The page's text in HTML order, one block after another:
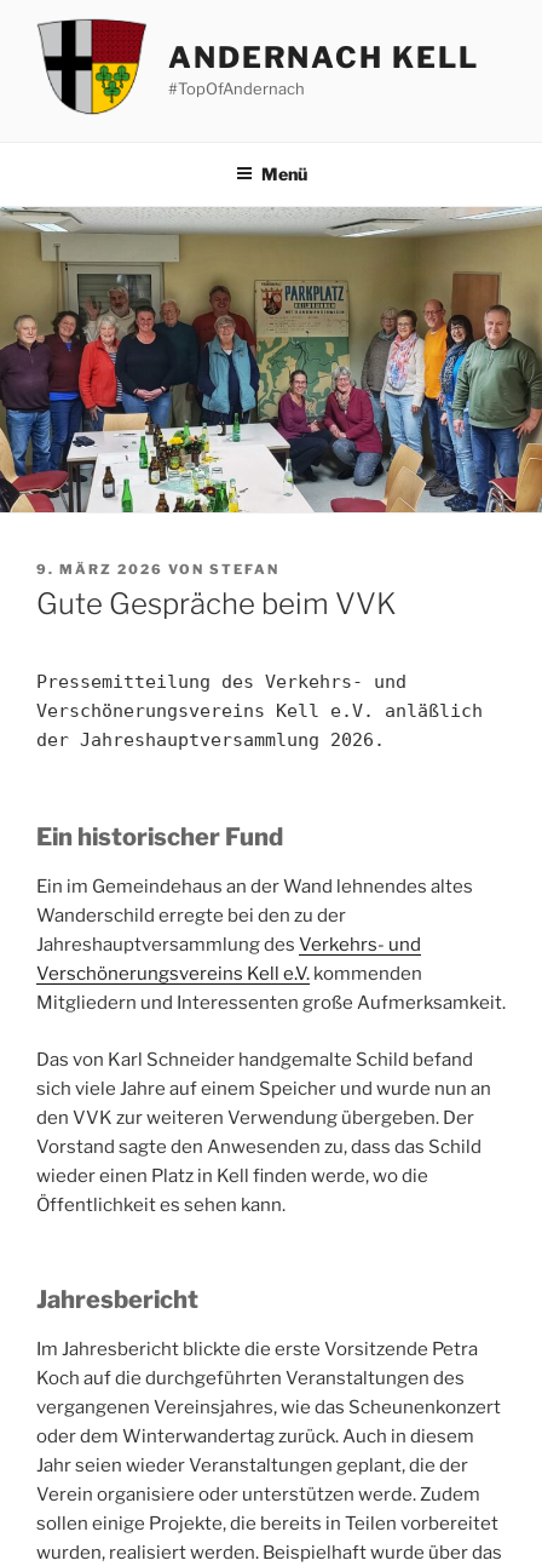
Inhalt
springen
ANDERNACH KELL
#TopOfAndernach
Menü
VERÖFFENTLICHT
AM
9. MÄRZ 2026 VON STEFAN
Gute Gespräche beim VVK
Pressemitteilung des Verkehrs- und
Verschönerungsvereins Kell e.V. anläßlich
der Jahreshauptversammlung 2026.
Ein historischer Fund
Ein im Gemeindehaus an der Wand lehnendes altes
Wanderschild erregte bei den zu der
Jahreshauptversammlung des Verkehrs- und
Verschönerungsvereins Kell e.V. kommenden
Mitgliedern und Interessenten große Aufmerksamkeit.
Das von Karl Schneider handgemalte Schild befand
sich viele Jahre auf einem Speicher und wurde nun an
den VVK zur weiteren Verwendung übergeben. Der
Vorstand sagte den Anwesenden zu, dass das Schild
wieder einen Platz in Kell finden werde, wo die
Öffentlichkeit es sehen kann.
Jahresbericht
Im Jahresbericht blickte die erste Vorsitzende Petra
Koch auf die durchgeführten Veranstaltungen des
vergangenen Vereinsjahres, wie das Scheunenkonzert
oder dem Winterwandertag zurück. Auch in diesem
Jahr seien wieder Veranstaltungen geplant, die der
Verein organisiere oder unterstützen werde. Zudem
sollen einige Projekte, die bereits in Teilen vorbereitet
wurden, realisiert werden. Beispielhaft wurde über das